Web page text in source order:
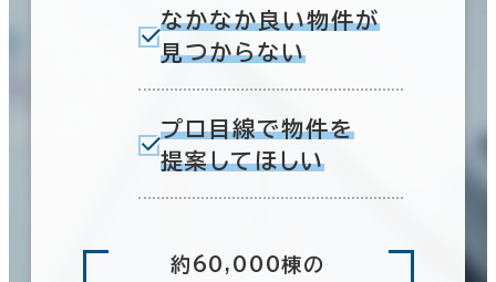
なかなか良い物件が
見つからない
プロ目線で物件を
提案してほしい
約60,000棟の